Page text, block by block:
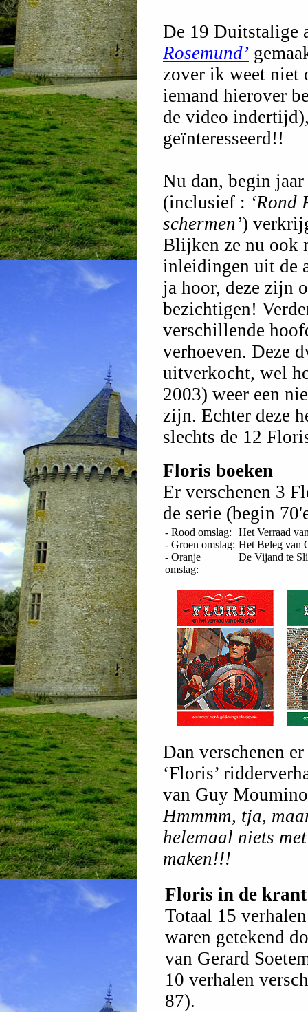
De 19 Duitstalige
Rosemund’
zover ik weet niet
iemand hierover
de video
geïnteresseerd!!
Nu dan, begin
(inclusief :
schermen’)
Blijken ze nu ook
inleidingen uit de
ja hoor, deze zijn
bezichtigen!
verschillende
verhoeven. Deze
uitverkocht, wel
2003) weer een
zijn. Echter deze
slechts de 12
Floris boeken
Er verschenen 3
de serie (begin
- Rood omslag:
- Groen omslag:
- Oranje
omslag:
Het Verraad
Het Beleg van
De Vijand te
Dan verschenen
‘Floris’
van Guy
Hmmmm, tja,
helemaal niets
maken!!!
Floris in de krant
Totaal 15
waren getekend
van Gerard
10 verhalen
87).